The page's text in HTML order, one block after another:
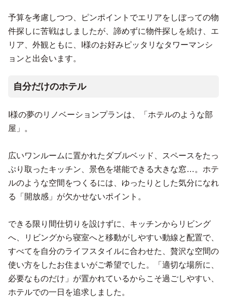
予算を考慮しつつ、ピンポイントでエリアをしぼっての物
件探しに苦戦はしましたが、諦めずに物件探しを続け、エ
リア、外観ともに、I様のお好みピッタリなタワーマンシ
ョンと出会います。
自分だけのホテル
I様の夢のリノベーションプランは、「ホテルのような部
屋」。
広いワンルームに置かれたダブルベッド、スペースをたっ
ぷり取ったキッチン、景色を堪能できる大きな窓…。ホテ
ルのような空間をつくるには、ゆったりとした気分になれ
る「開放感」が欠かせないポイント。
できる限り間仕切りを設けずに、キッチンからリビング
へ、リビングから寝室へと移動がしやすい動線と配置で、
すべてを自分のライフスタイルに合わせた、贅沢な空間の
使い方をしたお住まいがご希望でした。「適切な場所に、
必要なものだけ」が置かれているからこそ過ごしやすい、
ホテルでの一日を追求しました。